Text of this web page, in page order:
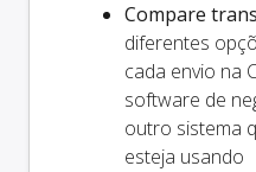
Compare
diferentes
cada envio na
software de
outro sistema
esteja usando